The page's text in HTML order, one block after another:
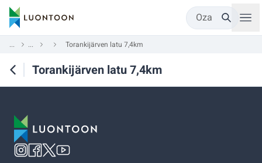
Oza
... ... Torankijärven latu 7,4km
Torankijärven latu 7,4km